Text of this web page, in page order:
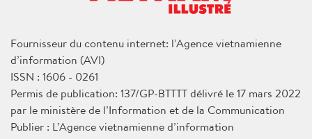
Fournisseur du contenu internet: l’Agence vietnamienne
d’information (AVI)
ISSN : 1606 - 0261
Permis de publication: 137/GP-BTTTT délivré le 17 mars 2022
par le ministère de l’Information et de la Communication
Publier : L’Agence vietnamienne d’information